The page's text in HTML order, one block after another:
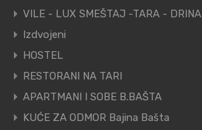
VILE - LUX SMEŠTAJ -TARA - DRINA
Izdvojeni
HOSTEL
RESTORANI NA TARI
APARTMANI I SOBE B.BAŠTA
KUĆE ZA ODMOR Bajina Bašta